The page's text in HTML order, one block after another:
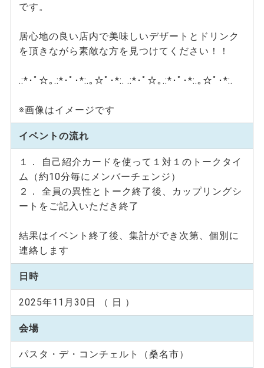
です。
居心地の良い店内で美味しいデザートとドリンク
を頂きながら素敵な方を見つけてください！！
.:*･ﾟ☆｡.:*･ﾟ･*:.｡☆ﾟ･*:. .:*･ﾟ☆｡.:*･ﾟ･*:.｡☆ﾟ･*:.
※画像はイメージです
イベントの流れ
１． 自己紹介カードを使って１対１のトークタイ
ム（約10分毎にメンバーチェンジ）
２． 全員の異性とトーク終了後、カップリングシ
ートをご記入いただき終了
結果はイベント終了後、集計ができ次第、個別に
連絡します
日時
2025年11月30日 （ 日 ）
会場
パスタ・デ・コンチェルト（桑名市）